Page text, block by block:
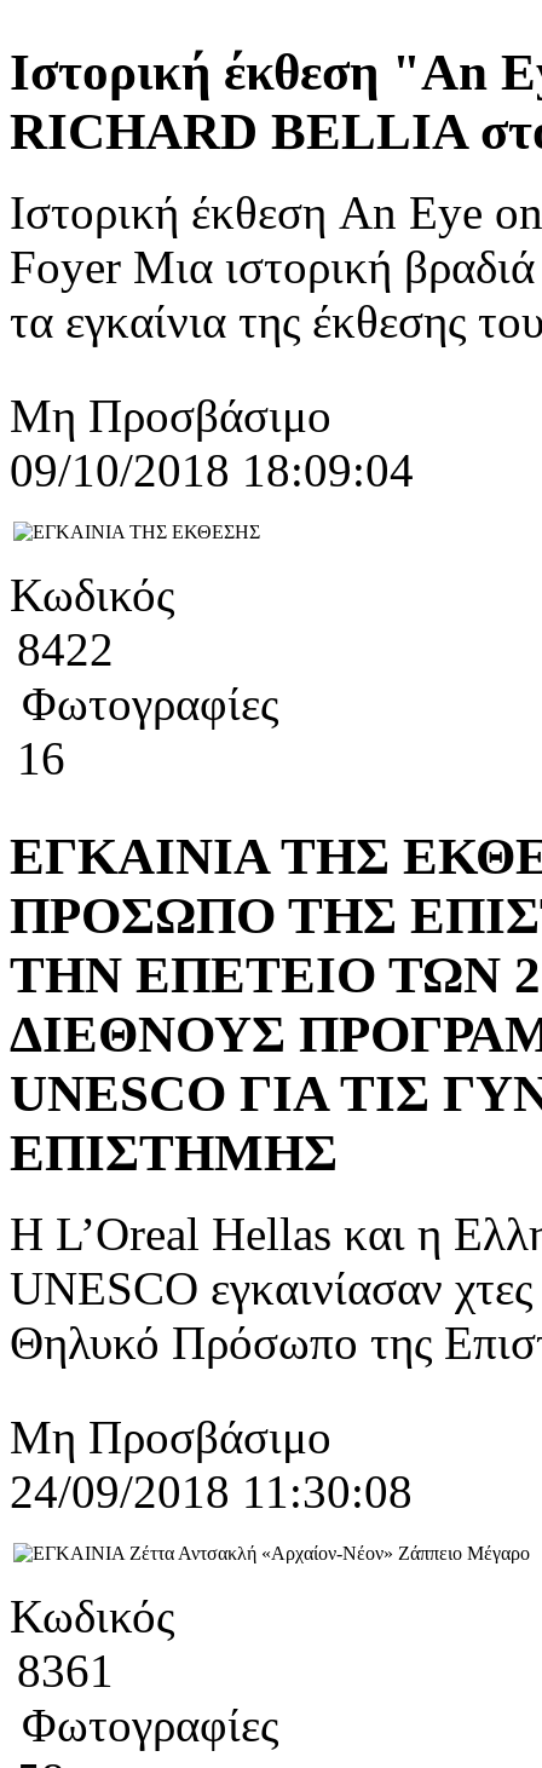
Ιστορική έκθεση "An
RICHARD BELLIA
Ιστορική έκθεση An Eye
Foyer Mια ιστορική
τα εγκαίνια της έκθεσης
Μη Προσβάσιμο
09/10/2018 18:09:04
Κωδικός
8422
Φωτογραφίες
16
ΕΓΚΑΙΝΙΑ ΤΗΣ
ΠΡΟΣΩΠΟ ΤΗΣ
ΤΗΝ ΕΠΕΤΕΙΟ ΤΩΝ
ΔΙΕΘΝΟΥΣ
UNESCO ΓΙΑ ΤΙΣ
ΕΠΙΣΤΗΜΗΣ
Η L’Oreal Hellas και η
UNESCO εγκαινίασαν
Θηλυκό Πρόσωπο της
Μη Προσβάσιμο
24/09/2018 11:30:08
Κωδικός
8361
Φωτογραφίες